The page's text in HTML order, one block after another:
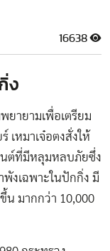
16638
ง
ยายามเพื่อเตรียม
เหมาเจ๋อตงสั่งให้
นต์ที่มีหลุมหลบภัยซึ่ง
พังเฉพาะในปักกิ่ง มี
น มากกว่า 10,000